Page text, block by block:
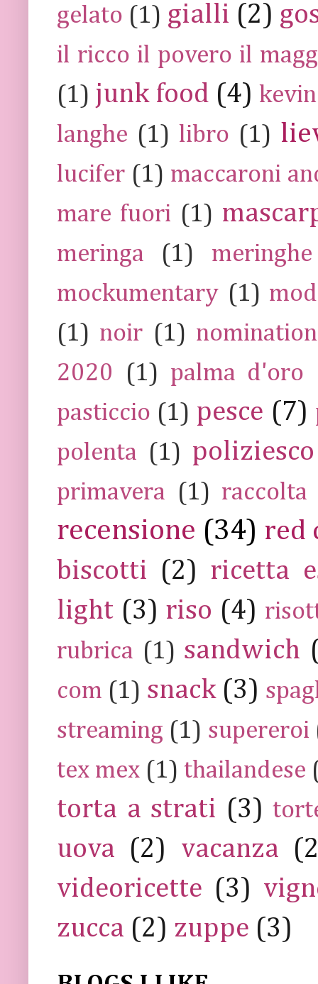
gelato (1) gialli (2)
il ricco il povero il
(1) junk food (4)
langhe (1) libro (1)
lucifer (1) maccaroni
mare fuori (1)
meringa (1)
meringhe
mockumentary (1)
(1) noir (1)
2020
(1) palma d'oro
pasticcio (1) pesce (7)
polenta (1) poliziesco
primavera (1) raccolta
recensione (34) red
biscotti (2) ricetta
light (3) riso (4)
rubrica (1) sandwich
com (1) snack (3)
streaming (1) supereroi
tex mex (1) thailandese
torta a strati (3)
uova (2) vacanza
videoricette (3)
zucca (2) zuppe (3)